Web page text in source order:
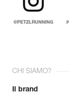
CHI SIAMO?
Il brand